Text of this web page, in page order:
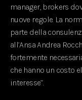
manager, brokers
nuove regole. La
parte della
all’Ansa Andrea
fortemente
che hanno un costo
interesse”.